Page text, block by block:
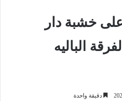
خشبة دار
الباليه
دقيقة واحدة